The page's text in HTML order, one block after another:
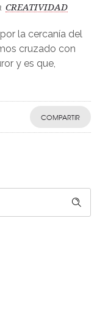
CREATIVIDAD
la cercanía del
cruzado con
y es que,
COMPARTIR